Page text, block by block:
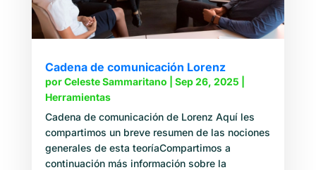
Cadena de comunicación Lorenz
porCeleste Sammaritano Sep 26, 2025
Herramientas
Cadena de comunicación de Lorenz Aquí les
compartimos un breve resumen de las nociones
generales de esta teoríaCompartimos a
continuación más información sobre la